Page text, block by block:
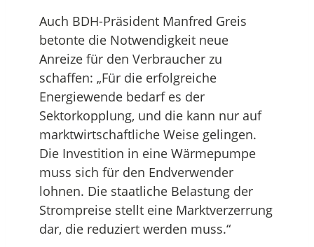
Auch BDH-Präsident Manfred Greis
betonte die Notwendigkeit neue
Anreize für den Verbraucher zu
schaffen: „Für die erfolgreiche
Energiewende bedarf es der
Sektorkopplung, und die kann nur auf
marktwirtschaftliche Weise gelingen.
Die Investition in eine Wärmepumpe
muss sich für den Endverwender
lohnen. Die staatliche Belastung der
Strompreise stellt eine Marktverzerrung
dar, die reduziert werden muss.“